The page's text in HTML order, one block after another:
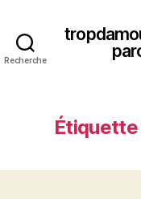
Recherche
Étiquette